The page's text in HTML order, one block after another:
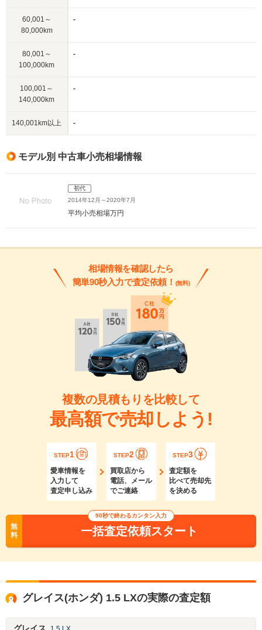
60,001～
80,000km
-
80,001～
100,000km
-
100,001～
140,000km
-
140,001km以上 -
モデル別 中古車小売相場情報
初代
2014年12月～2020年7月
平均小売相場万円
相場情報を確認したら
簡単90秒入力で査定依頼！ (無料)
複数の見積もりを比較して
最高額で売却しよう!
STEP1
愛車情報を
入力して
査定申し込み
STEP2
買取店から
電話、メール
でご連絡
STEP3
査定額を
比べて売却先
を決める
無
料
90秒で終わるカンタン入力
一括査定依頼スタート
グレイス(ホンダ) 1.5 LXの実際の査定額